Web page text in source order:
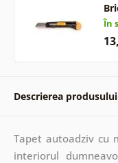
În
Descrierea
Tapet autoadziv cu
interiorul